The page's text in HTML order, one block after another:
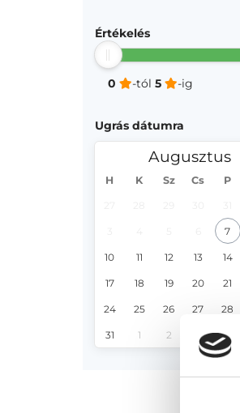
Értékelés
0 -tól 5 -ig
Ugrás dátumra
H K Sz Cs P
7
10 11 12 13 14
17 18 19 20 21
24 25 26 27 28
31 1 2 3 4